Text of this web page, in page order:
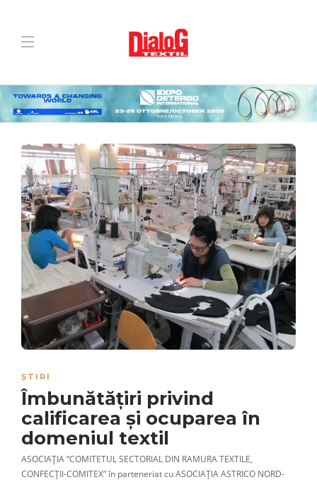
ȘTIRI
Îmbunătățiri privind
calificarea și ocuparea în
domeniul textil
ASOCIAȚIA “COMITETUL SECTORIAL DIN RAMURA TEXTILE,
CONFECȚII-COMITEX” în parteneriat cu ASOCIAȚIA ASTRICO NORD-